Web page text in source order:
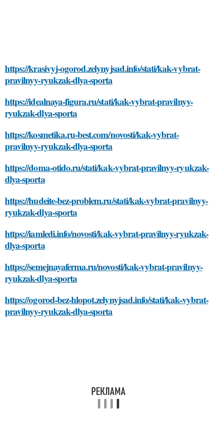
https://krasivyj-ogorod.zelynyjsad.info/stati/kak-vybrat-
pravilnyy-ryukzak-dlya-sporta
https://idealnaya-figura.ru/stati/kak-vybrat-pravilnyy-
ryukzak-dlya-sporta
https://kosmetika.ru-best.com/novosti/kak-vybrat-
pravilnyy-ryukzak-dlya-sporta
https://doma-otido.ru/stati/kak-vybrat-pravilnyy-ryukzak-
dlya-sporta
https://hudeite-bez-problem.ru/stati/kak-vybrat-pravilnyy-
ryukzak-dlya-sporta
https://iamledi.info/novosti/kak-vybrat-pravilnyy-ryukzak-
dlya-sporta
https://semejnayaferma.ru/novosti/kak-vybrat-pravilnyy-
ryukzak-dlya-sporta
https://ogorod-bez-hlopot.zelynyjsad.info/stati/kak-vybrat-
pravilnyy-ryukzak-dlya-sporta